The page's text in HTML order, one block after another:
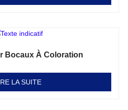
Bocaux À Coloration
LA SUITE